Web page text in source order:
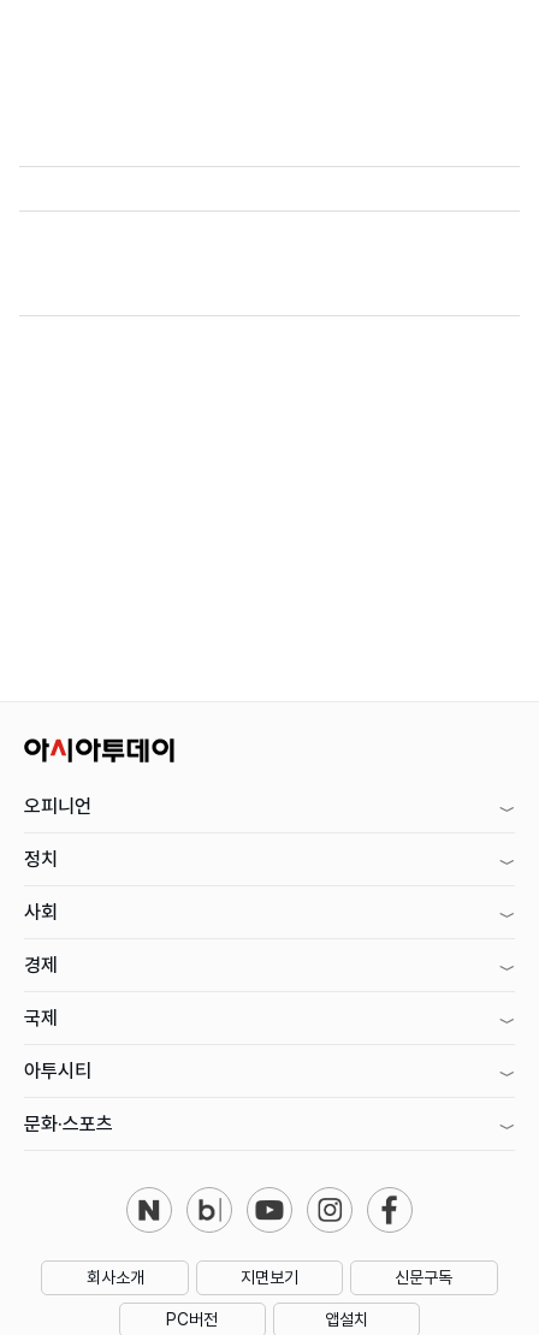
오피니언
정치
사회
경제
국제
아투시티
문화·스포츠
회사소개 지면보기 신문구독
PC버전 앱설치